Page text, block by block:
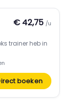
€ 42,75 /u
trainer heb in
boeken